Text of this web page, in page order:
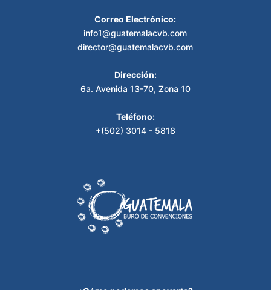
Correo Electrónico:
info1@guatemalacvb.com
director@guatemalacvb.com
Dirección:
6a. Avenida 13-70, Zona 10
Teléfono:
+(502) 3014 - 5818